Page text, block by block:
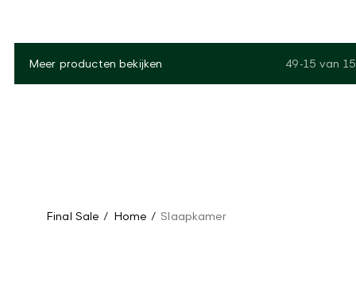
Meer producten bekijken 49-15 van 15
Final Sale / Home / Slaapkamer